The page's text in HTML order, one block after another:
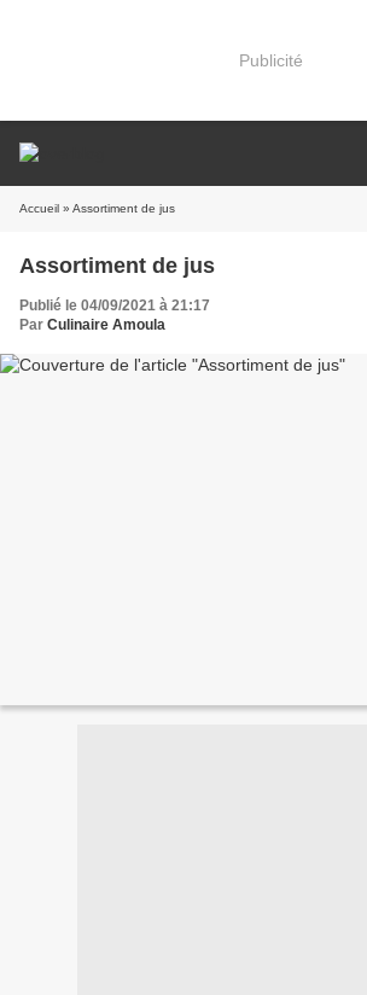
Publicité
Accueil » Assortiment de jus
Assortiment de jus
Publié le 04/09/2021 à 21:17
Par Culinaire Amoula